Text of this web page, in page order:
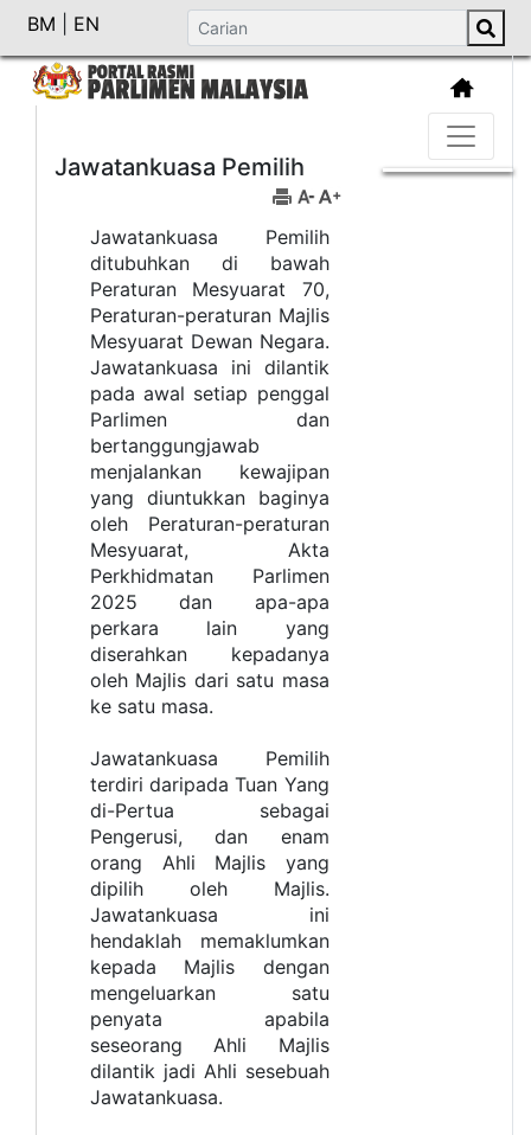
BM EN
Jawatankuasa Pemilih
Jawatankuasa Pemilih
ditubuhkan di bawah
Peraturan Mesyuarat 70,
Peraturan-peraturan Majlis
Mesyuarat Dewan Negara.
Jawatankuasa ini dilantik
pada awal setiap penggal
Parlimen dan
bertanggungjawab
menjalankan kewajipan
yang diuntukkan baginya
oleh Peraturan-peraturan
Mesyuarat, Akta
Perkhidmatan Parlimen
2025 dan apa-apa
perkara lain yang
diserahkan kepadanya
oleh Majlis dari satu masa
ke satu masa.
Jawatankuasa Pemilih
terdiri daripada Tuan Yang
di-Pertua sebagai
Pengerusi, dan enam
orang Ahli Majlis yang
dipilih oleh Majlis.
Jawatankuasa ini
hendaklah memaklumkan
kepada Majlis dengan
mengeluarkan satu
penyata apabila
seseorang Ahli Majlis
dilantik jadi Ahli sesebuah
Jawatankuasa.